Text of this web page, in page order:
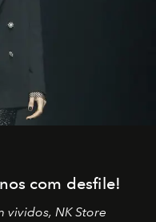
com desfile!
vividos, NK Store